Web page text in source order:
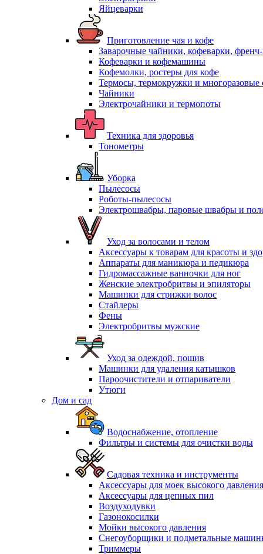
Яйцеварки
Приготовление чая и кофе
Заварочные чайники, кофеварки,
Кофеварки и кофемашины
Кофемолки, ростеры для кофе
Термосы, термокружки и многоразовые
Чайники
Электрочайники и термопоты
Техника для здоровья
Тонометры
Уборка
Пылесосы
Роботы-пылесосы
Электрошвабры, паровые швабры и
Уход за волосами и телом
Аксессуары к товарам для красоты и
Аппараты для маникюра и педикюра
Гидромассажные ванночки для ног
Женские электробритвы и эпиляторы
Машинки для стрижки волос
Стайлеры
Фены
Электробритвы мужские
Уход за одеждой, пошив
Машинки для удаления катышков
Пароочистители и отпариватели
Утюги
Дом и сад
Водоснабжение, отопление
Фильтры и системы для очистки воды
Садовая техника и инструменты
Аксессуары для моек высокого давления
Аксессуары для цепных пил
Воздуходувки
Газонокосилки
Мойки высокого давления
Снегоуборщики и подметальные
Триммеры